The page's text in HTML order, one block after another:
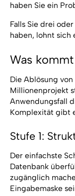
haben Sie ein
Falls Sie drei
haben, lohnt sich
Was
Die Ablösung
Millionenprojekt
Anwendungsfall
Komplexität gibt
Stufe 1:
Der einfachste
Datenbank
zugänglich
Eingabemaske